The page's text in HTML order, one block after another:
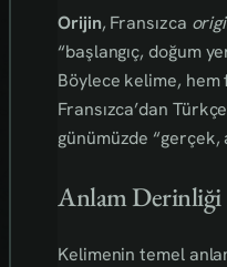
Orijin, Fransızca
“başlangıç, doğum
Böylece kelime,
Fransızca’dan
günümüzde “gerçek,
Anlam Derinliği
Kelimenin temel